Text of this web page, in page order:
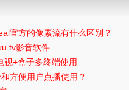
官方的像素流有什么区别？
tv影音软件
视+盒子多终端使用
方便用户点播使用？